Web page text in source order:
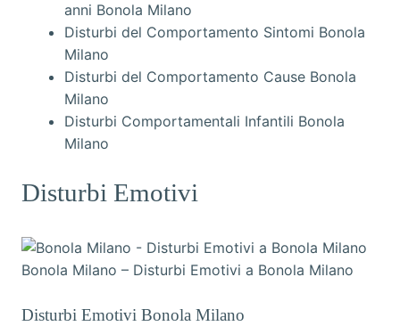
anni Bonola Milano
Disturbi del Comportamento Sintomi Bonola
Milano
Disturbi del Comportamento Cause Bonola
Milano
Disturbi Comportamentali Infantili Bonola
Milano
Disturbi Emotivi
Bonola Milano – Disturbi Emotivi a Bonola Milano
Disturbi Emotivi Bonola Milano